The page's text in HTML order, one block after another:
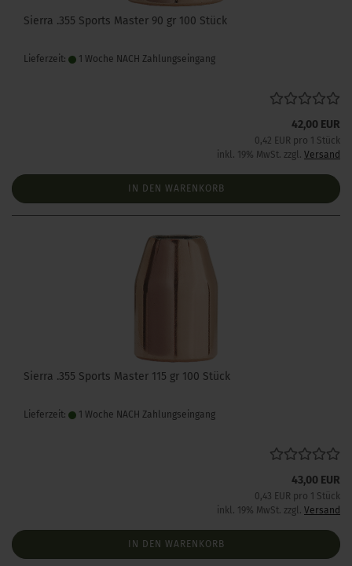
Sierra .355 Sports Master 90 gr 100 Stück
Lieferzeit: 1 Woche NACH Zahlungseingang
42,00 EUR
0,42 EUR pro 1 Stück
inkl. 19% MwSt. zzgl. Versand
IN DEN WARENKORB
Sierra .355 Sports Master 115 gr 100 Stück
Lieferzeit: 1 Woche NACH Zahlungseingang
43,00 EUR
0,43 EUR pro 1 Stück
inkl. 19% MwSt. zzgl. Versand
IN DEN WARENKORB